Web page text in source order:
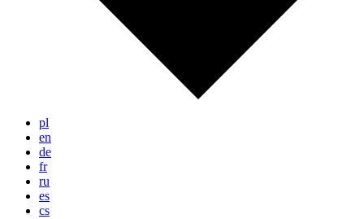
pl
en
de
fr
ru
es
cs